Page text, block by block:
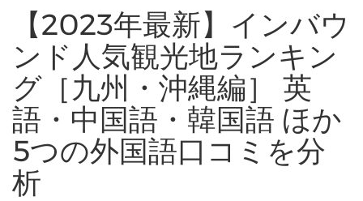
【2023年最新】インバウ
ンド人気観光地ランキン
グ［九州・沖縄編］ 英
語・中国語・韓国語 ほか
5つの外国語口コミを分
析